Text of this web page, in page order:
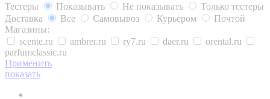
Тестеры
Показывать Не показывать
Только тестеры
Доставка
Все Самовывоз Курьером
Почтой
Магазины:
scente.ru
ambrer.ru ry7.ru daer.ru
orental.ru
parfumclassic.ru
Применить
показать